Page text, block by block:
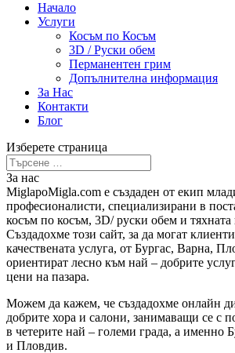
Начало
Услуги
Косъм по Косъм
3D / Руски обем
Перманентен грим
Допълнителна информация
За Нас
Контакти
Блог
Изберете страница
За нас
MiglapoMigla.com е създаден от екип
професионалисти, специализирани в
косъм по косъм, 3D/ руски обем и
Създадохме този сайт, за да могат
качествената услуга, от Бургас, Варна,
ориентират лесно към най – добрите
цени на пазара.
Можем да кажем, че създадохме онлайн
добрите хора и салони, занимаващи се с
в четерите най – големи града, а именно
и Пловдив.